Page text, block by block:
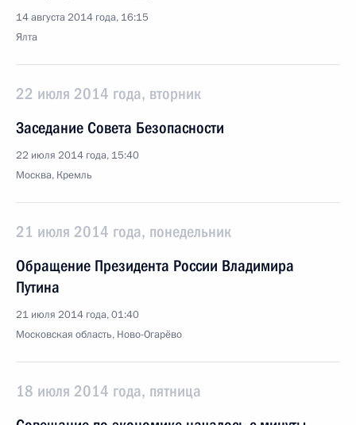
14 августа 2014 года, 16:15
Ялта
22 июля 2014 года, вторник
Заседание Совета Безопасности
22 июля 2014 года, 15:40
Москва, Кремль
21 июля 2014 года, понедельник
Обращение Президента России Владимира
Путина
21 июля 2014 года, 01:40
Московская область, Ново-Огарёво
18 июля 2014 года, пятница